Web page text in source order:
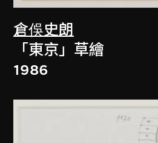
倉俁史朗
「東京」草繪
1986